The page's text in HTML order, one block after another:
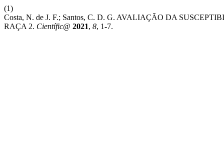
(1)
Costa, N. de J. F.; Santos, C. D. G. AVALIAÇÃO DA
RAÇA 2. Científic@ 2021, 8, 1-7.